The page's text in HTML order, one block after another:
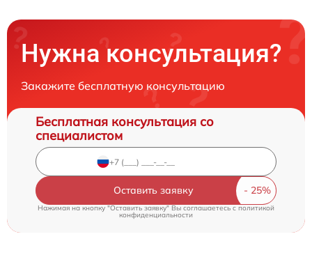
Нужна консультация?
Закажите бесплатную консультацию
Бесплатная консультация со
специалистом
Оставить заявку
Нажимая на кнопку "Оставить заявку" Вы соглашаетесь c политикой
конфиденциальности